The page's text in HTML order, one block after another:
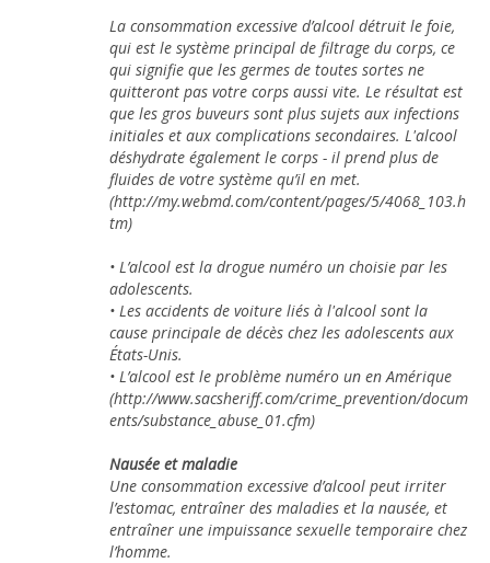
La consommation excessive d’alcool détruit le foie,
qui est le système principal de filtrage du corps, ce
qui signifie que les germes de toutes sortes ne
quitteront pas votre corps aussi vite. Le résultat est
que les gros buveurs sont plus sujets aux infections
initiales et aux complications secondaires. L'alcool
déshydrate également le corps - il prend plus de
fluides de votre système qu’il en met.
(http://my.webmd.com/content/pages/5/4068_103.h
tm)
• L’alcool est la drogue numéro un choisie par les
adolescents.
• Les accidents de voiture liés à l'alcool sont la
cause principale de décès chez les adolescents aux
États-Unis.
• L’alcool est le problème numéro un en Amérique
(http://www.sacsheriff.com/crime_prevention/docum
ents/substance_abuse_01.cfm)
Nausée et maladie
Une consommation excessive d’alcool peut irriter
l’estomac, entraîner des maladies et la nausée, et
entraîner une impuissance sexuelle temporaire chez
l’homme.